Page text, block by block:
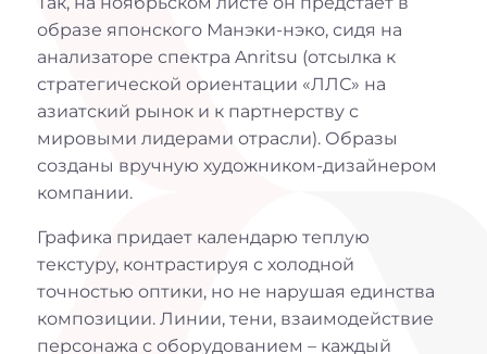
образе японского Манэки-нэко, сидя на
анализаторе спектра Anritsu (отсылка к
стратегической ориентации «ЛЛС» на
азиатский рынок и к партнерству с
мировыми лидерами отрасли). Образы
созданы вручную художником-дизайнером
компании.
Графика придает календарю теплую
текстуру, контрастируя с холодной
точностью оптики, но не нарушая единства
композиции. Линии, тени, взаимодействие
персонажа с оборудованием – каждый